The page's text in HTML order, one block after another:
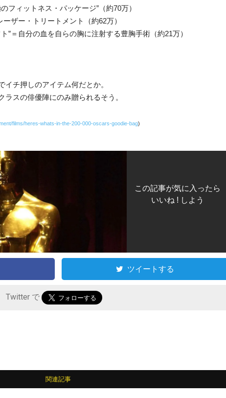
フィットネス・パッケージ”（約70万）
ザー・トリートメント（約62万）
”＝自分の血を自らの胸に注射する豊胸手術（約21万）
チ押しのアイテム何だとか。
スの俳優陣にのみ贈られるそう。
films/heres-whats-in-the-200-000-oscars-goodie-bag)
この記事が気に入ったら
いいね ! しよう
ツイートする
Twitter で
関連記事